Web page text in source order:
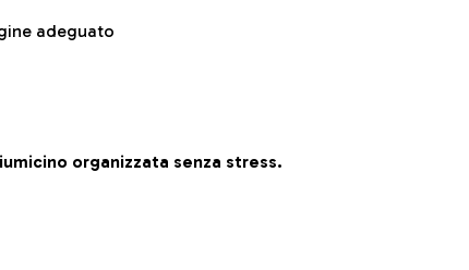
adeguato
organizzata senza stress.